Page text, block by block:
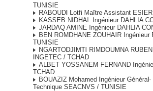
TUNISIE
RABOUDI Lotfi Maître Assistant
KASSEB NIDHAL Ingénieur DAHLIA
JARDAQ AMINE Ingénieur DAHLIA
BEN ROMDHANE ZOUHAIR Ingénieur
TUNISIE
NGARTODJIMTI RIMDOUMNA
INGETEC / TCHAD
ALBET YOSSANEM FERNAND
TCHAD
BOUAZIZ Mohamed Ingénieur Général-
Technique SEACNVS / TUNISIE